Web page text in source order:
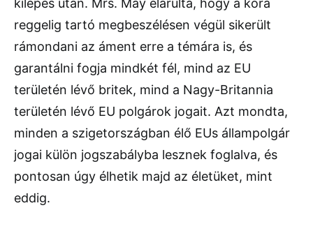
kilépés után. Mrs. May elárulta, hogy a kora
reggelig tartó megbeszélésen végül sikerült
rámondani az áment erre a témára is, és
garantálni fogja mindkét fél, mind az EU
területén lévő britek, mind a Nagy-Britannia
területén lévő EU polgárok jogait. Azt mondta,
minden a szigetországban élő EUs állampolgár
jogai külön jogszabályba lesznek foglalva, és
pontosan úgy élhetik majd az életüket, mint
eddig.